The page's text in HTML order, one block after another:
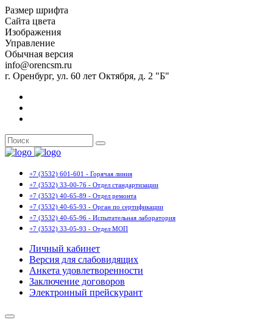
Размер шрифта
Сайта цвета
Изображения
Управление
Обычная версия
info@orencsm.ru
г. Оренбург, ул. 60 лет Октября, д. 2 "Б"
+7 (3532) 601-601 - Горячая линия
+7 (3532) 33-00-76 - Отдел стандартизации
+7 (3532) 40-65-89 - Отдел ремонта
+7 (3532) 40-65-93 - Орган по сертификации
+7 (3532) 40-65-96 - Испытательная лаборатория
+7 (3532) 33-05-93 - Отдел МОП
Личный кабинет
Версия для слабовидящих
Анкета удовлетворенности
Заключение договоров
Электронный прейскурант